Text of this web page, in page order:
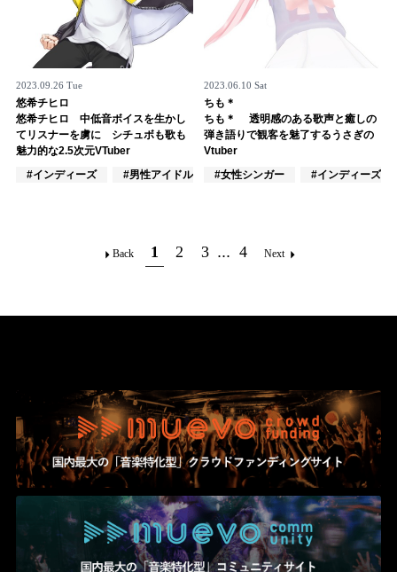
2023.09.26 Tue
悠希チヒロ
悠希チヒロ 中低音ボイスを生かし
てリスナーを虜に シチュボも歌も
魅力的な2.5次元VTuber
#インディーズ
#男性アイドル #VTuber/VSinger
2023.06.10 Sat
ちも＊
ちも＊ 透明感のある歌声と癒しの
弾き語りで観客を魅了するうさぎの
Vtuber
#女性シンガー
#インディーズ
Back 1 2 3 ... 4 Next